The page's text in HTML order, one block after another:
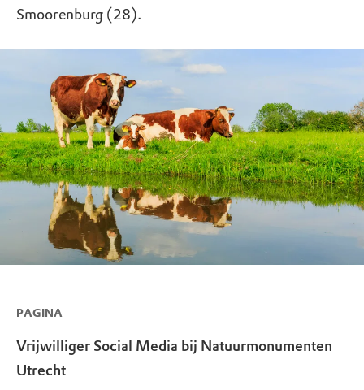
Smoorenburg (28).
PAGINA
Vrijwilliger Social Media bij Natuurmonumenten
Utrecht